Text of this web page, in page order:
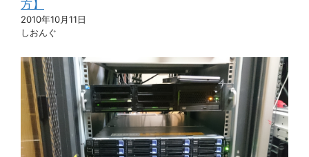
方】
2010年10月11日
しおんぐ